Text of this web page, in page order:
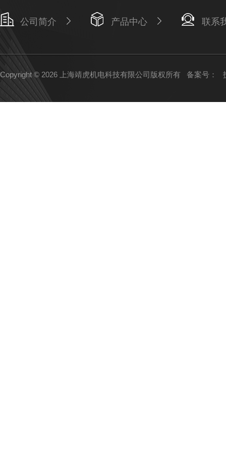
公司简介 产品中心 联系
Copyright © 2026 上海靖虎机电科技有限公司版权所有 备案号：